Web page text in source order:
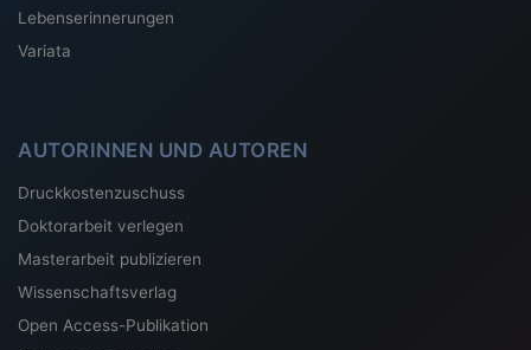
Lebenserinnerungen
Variata
AUTORINNEN UND AUTOREN
Druckkostenzuschuss
Doktorarbeit verlegen
Masterarbeit publizieren
Wissenschaftsverlag
Open Access-Publikation